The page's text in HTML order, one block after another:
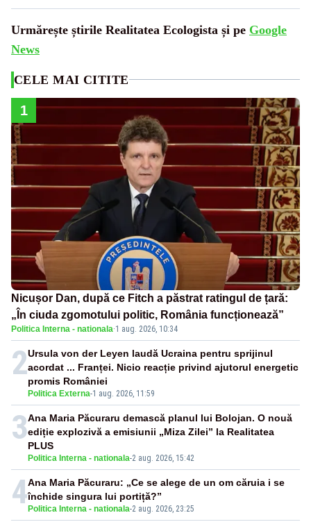
Urmărește știrile Realitatea Ecologista și pe Google
News
CELE MAI CITITE
1
Nicușor Dan, după ce Fitch a păstrat ratingul de țară:
„În ciuda zgomotului politic, România funcționează”
Politica Interna - nationala·1 aug. 2026, 10:34
2
Politica Externa-1 aug. 2026, 11:59
Ursula von der Leyen laudă Ucraina pentru sprijinul
acordat ... Franței. Nicio reacție privind ajutorul energetic
promis României
3
Politica Interna - nationala-2 aug. 2026, 15:42
Ana Maria Păcuraru demască planul lui Bolojan. O nouă
ediție explozivă a emisiunii „Miza Zilei” la Realitatea
PLUS
4 Politica Interna - nationala-2 aug. 2026, 23:25
Ana Maria Păcuraru: „Ce se alege de un om căruia i se
închide singura lui portiță?”